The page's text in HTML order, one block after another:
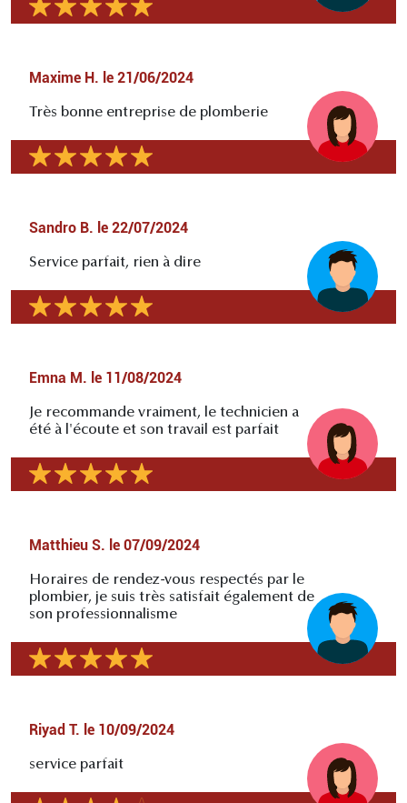
Maxime H. le 21/06/2024
Très bonne entreprise de plomberie
Sandro B. le 22/07/2024
Service parfait, rien à dire
Emna M. le 11/08/2024
Je recommande vraiment, le technicien a
été à l'écoute et son travail est parfait
Matthieu S. le 07/09/2024
Horaires de rendez-vous respectés par le
plombier, je suis très satisfait également de
son professionnalisme
Riyad T. le 10/09/2024
service parfait